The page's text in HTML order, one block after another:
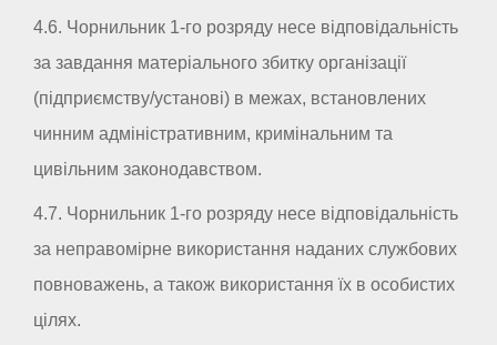
4.6. Чорнильник 1-го розряду несе відповідальність
за завдання матеріального збитку організації
(підприємству/установі) в межах, встановлених
чинним адміністративним, кримінальним та
цивільним законодавством.
4.7. Чорнильник 1-го розряду несе відповідальність
за неправомірне використання наданих службових
повноважень, а також використання їх в особистих
цілях.